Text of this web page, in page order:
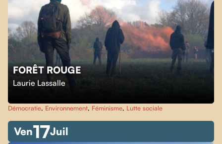
FORÊT ROUGE
Laurie Lassalle
Démocratie, Environnement, Féminisme, Lutte sociale
Ven17Juil